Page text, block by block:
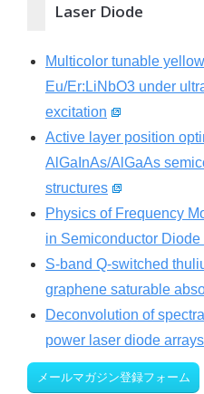
Laser Diode
Multicolor tunable
Eu/Er:LiNbO3 under
excitation
Active layer position
AlGaInAs/AlGaAs
structures
Physics of Frequency
in Semiconductor Diode
S-band Q-switched
graphene saturable
Deconvolution of
power laser diode arrays
メールマガジン登録フォーム